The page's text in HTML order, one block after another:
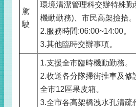
駕
駛
環境清潔管理科交辦特殊勤
機動勤務)、市民高架撿拾。
2.服務時間:06:00~14:00。
3.其他臨時交辦事項。
1.支援全市臨時機動勤務。
2.收送各分隊掃街推車及修
全市12區果皮箱。
3.全市各高架橋洩水孔清疏